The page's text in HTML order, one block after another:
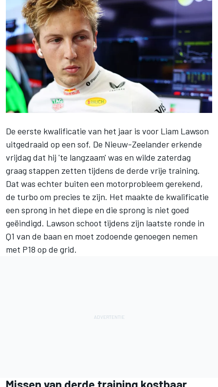
De eerste kwalificatie van het jaar is voor Liam Lawson
uitgedraaid op een sof. De Nieuw-Zeelander erkende
vrijdag dat hij 'te langzaam' was en wilde zaterdag
graag stappen zetten tijdens de derde vrije training.
Dat was echter buiten een motorprobleem gerekend,
de turbo om precies te zijn. Het maakte de kwalificatie
een sprong in het diepe en die sprong is niet goed
geëindigd. Lawson schoot tijdens zijn laatste ronde in
Q1 van de baan en moet zodoende genoegen nemen
met P18 op de grid.